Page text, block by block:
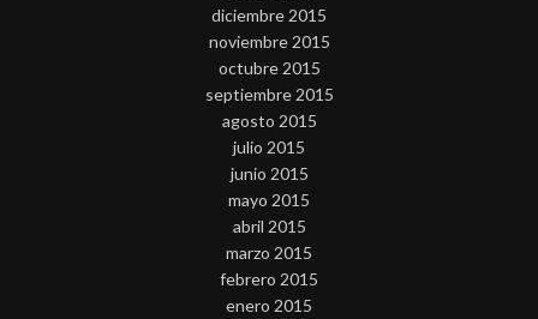
diciembre 2015
noviembre 2015
octubre 2015
septiembre 2015
agosto 2015
julio 2015
junio 2015
mayo 2015
abril 2015
marzo 2015
febrero 2015
enero 2015